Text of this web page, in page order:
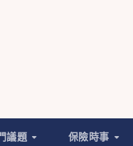
議題 保險時事